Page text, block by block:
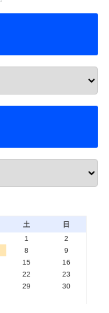
土
日
1
2
8
9
15
16
22
23
29
30